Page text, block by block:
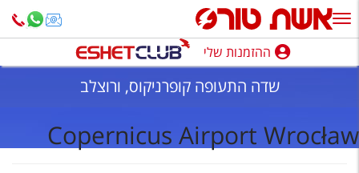
ההזמנות שלי
חופשה לפי סגנון
ההזמנות שלי
שדה התעופה קופרניקוס, ורוצלב
Copernicus Airport Wrocław